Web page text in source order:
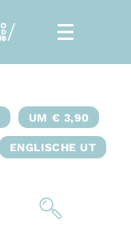
UM € 3,90
ENGLISCHE UT